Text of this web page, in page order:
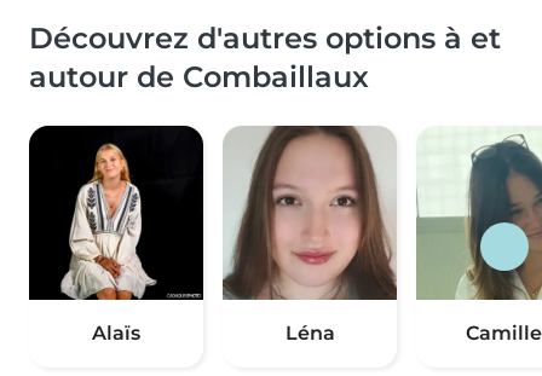
Découvrez d'autres options à et
autour de Combaillaux
Alaïs Léna Camille